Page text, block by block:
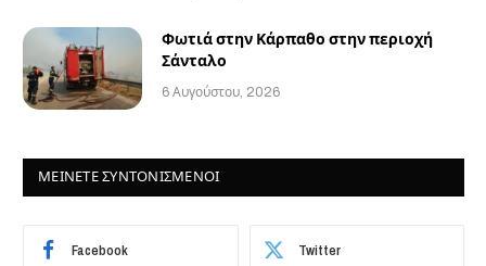
Φωτιά στην Κάρπαθο στην περιοχή
Σάνταλο
6 Αυγούστου, 2026
ΜΕΙΝΕΤΕ ΣΥΝΤΟΝΙΣΜΕΝΟΙ
Facebook Twitter